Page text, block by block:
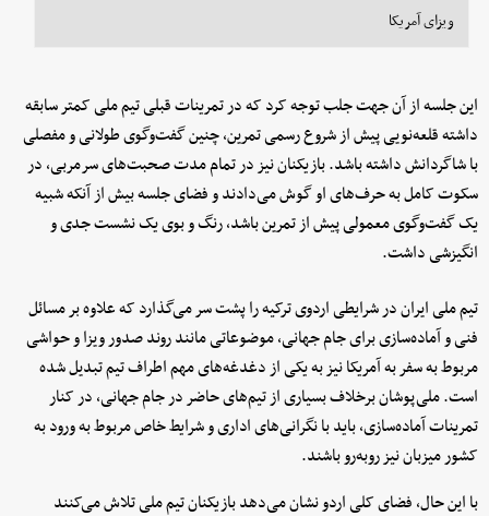
ویزای آمریکا
این جلسه از آن جهت جلب توجه کرد که در تمرینات قبلی تیم ملی کمتر سابقه
داشته قلعه‌نویی پیش از شروع رسمی تمرین، چنین گفت‌وگوی طولانی و مفصلی
با شاگردانش داشته باشد. بازیکنان نیز در تمام مدت صحبت‌های سرمربی، در
سکوت کامل به حرف‌های او گوش می‌دادند و فضای جلسه بیش از آنکه شبیه
یک گفت‌وگوی معمولی پیش از تمرین باشد، رنگ و بوی یک نشست جدی و
انگیزشی داشت.
تیم ملی ایران در شرایطی اردوی ترکیه را پشت سر می‌گذارد که علاوه بر مسائل
فنی و آماده‌سازی برای جام جهانی، موضوعاتی مانند روند صدور ویزا و حواشی
مربوط به سفر به آمریکا نیز به یکی از دغدغه‌های مهم اطراف تیم تبدیل شده
است. ملی‌پوشان برخلاف بسیاری از تیم‌های حاضر در جام جهانی، در کنار
تمرینات آماده‌سازی، باید با نگرانی‌های اداری و شرایط خاص مربوط به ورود به
کشور میزبان نیز روبه‌رو باشند.
با این حال، فضای کلی اردو نشان می‌دهد بازیکنان تیم ملی تلاش می‌کنند